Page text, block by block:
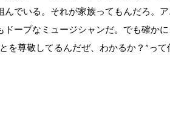
でいる。それが家族ってもんだろ。
ープなミュージシャンだ。でも確か
を尊敬してるんだぜ、わかるか？”って